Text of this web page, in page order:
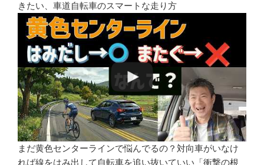
きたい、車道自転車のスマートな走り方
まだ黄色センターラインで悩んでるの？対向車がいなけ
れば線をはみ出して自転車を追い抜いていい「衝撃の根